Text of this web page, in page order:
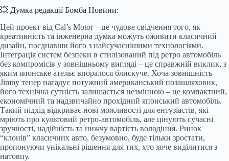
💥 Думка редакції Бомба Новини:
Цей проект від Cal’s Motor – це чудове свідчення того, як
креативність та інженерна думка можуть оживити класичний
дизайн, поєднавши його з найсучаснішими технологіями.
Інтеграція систем безпеки в стилізований під ретро автомобіль
без компромісів у зовнішньому вигляді – це справжній виклик, з
яким японське ательє впоралося блискуче. Хоча зовнішність
Jimny тепер нагадує потужний американський позашляховик,
його технічна сутність залишається незмінною – це компактний,
економічний та надзвичайно прохідний японський автомобіль.
Такий підхід відкриває нові можливості для ентузіастів, які
мріють про культовий ретро-автомобіль, але цінують сучасні
зручності, надійність та нижчу вартість володіння. Ринок
“клонів” класичних авто, безумовно, буде тільки зростати,
пропонуючи унікальні рішення для тих, хто хоче виділитися з
натовпу.